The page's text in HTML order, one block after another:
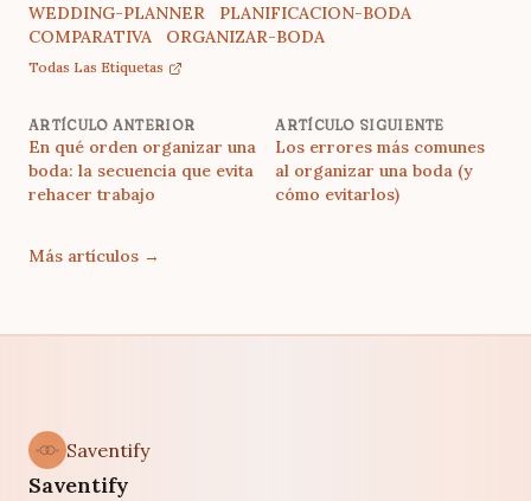
WEDDING-PLANNER
PLANIFICACION-BODA
COMPARATIVA
ORGANIZAR-BODA
Todas Las Etiquetas
ARTÍCULO ANTERIOR
En qué orden organizar una
boda: la secuencia que evita
rehacer trabajo
ARTÍCULO SIGUIENTE
Los errores más comunes
al organizar una boda (y
cómo evitarlos)
Más artículos →
Saventify
Saventify